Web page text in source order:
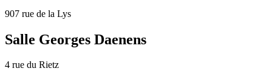
907 rue de la Lys
Salle Georges Daenens
4 rue du Rietz